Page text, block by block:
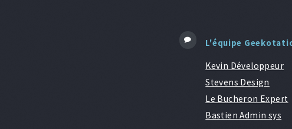
L'équipe
Kevin Développeur
Stevens Design
Le Bucheron Expert
Bastien Admin sys